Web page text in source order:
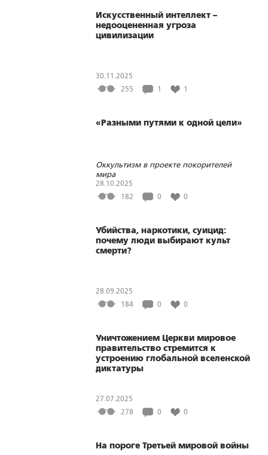
Искусственный интеллект –
недооцененная угроза
цивилизации
30.11.2025
255
1 1
«Разными путями к одной цели»
Оккультизм в проекте покорителей
мира
28.10.2025
182
0 0
Убийства, наркотики, суицид:
почему люди выбирают культ
смерти?
28.09.2025
184
0 0
Уничтожением Церкви мировое
правительство стремится к
устроению глобальной вселенской
диктатуры
27.07.2025
278
0 0
На пороге Третьей мировой войны